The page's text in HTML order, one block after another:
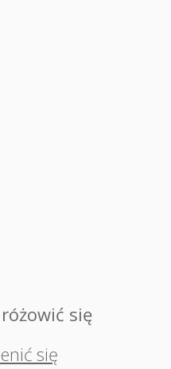
się
się